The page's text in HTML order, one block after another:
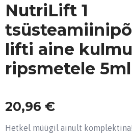
NutriLift 1
lifti aine
ripsmetele 5ml
20,96 €
Hetkel müügil ainult komplektina!